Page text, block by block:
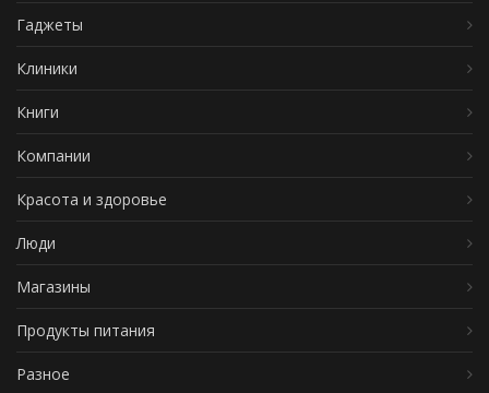
Гаджеты
Клиники
Книги
Компании
Красота и здоровье
Люди
Магазины
Продукты питания
Разное